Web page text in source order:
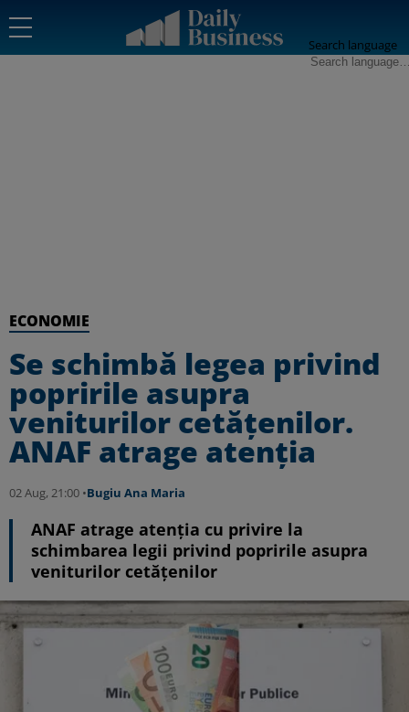
Search language
ECONOMIE
Se schimbă legea privind
popririle asupra
veniturilor cetățenilor.
ANAF atrage atenția
02 Aug, 21:00 •Bugiu ⁠Ana Maria
ANAF atrage atenția cu privire la
schimbarea legii privind popririle asupra
veniturilor cetățenilor